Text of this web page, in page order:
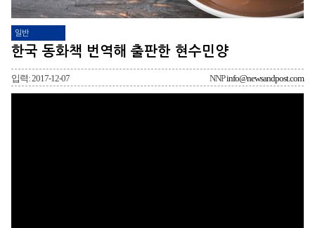
일반
한국 동화책 번역해 출판한 현수민양
입력: 2017-12-07 NNPinfo@newsandpost.com